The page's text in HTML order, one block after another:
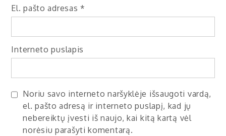
El. pašto adresas *
Interneto puslapis
Noriu savo interneto naršyklėje išsaugoti vardą,
el. pašto adresą ir interneto puslapį, kad jų
nebereiktų įvesti iš naujo, kai kitą kartą vėl
norėsiu parašyti komentarą.